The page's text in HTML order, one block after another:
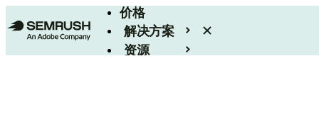
价格
解决方案
资源